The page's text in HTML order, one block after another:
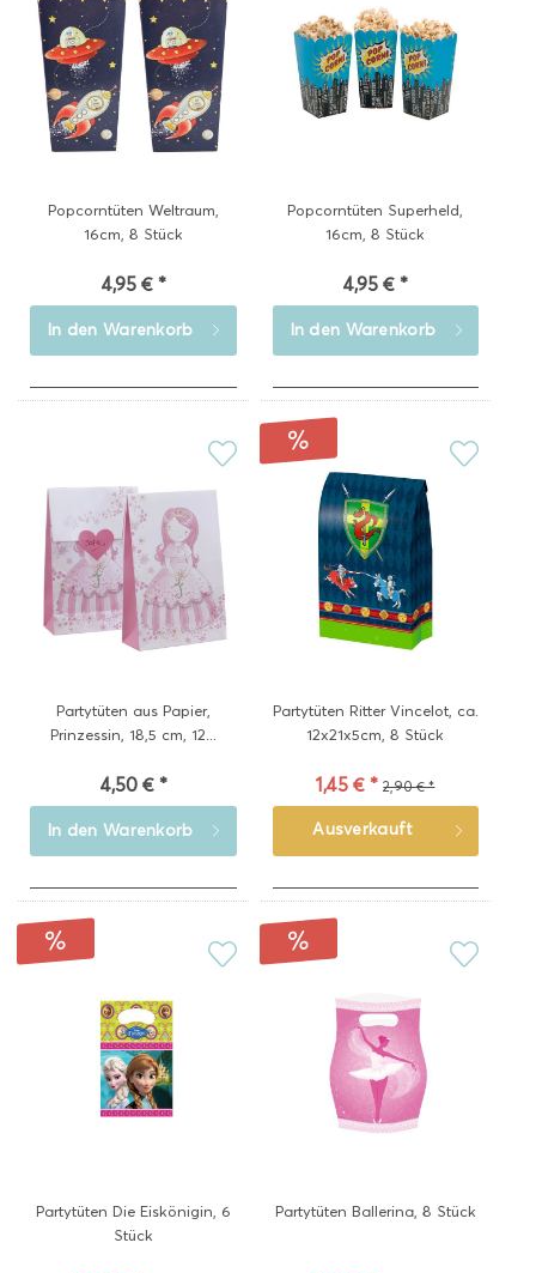
Popcorntüten Weltraum,
16cm, 8 Stück
4,95 € *
In den Warenkorb
Popcorntüten Superheld,
16cm, 8 Stück
4,95 € *
In den Warenkorb
Partytüten aus Papier,
Prinzessin, 18,5 cm, 12...
4,50 € *
In den Warenkorb
Partytüten Ritter Vincelot, ca.
12x21x5cm, 8 Stück
1,45 € * 2,90 € *
Ausverkauft
Partytüten Die Eiskönigin, 6
Stück
Partytüten Ballerina, 8 Stück